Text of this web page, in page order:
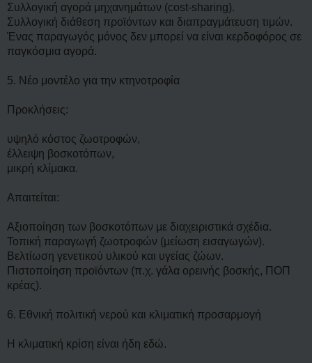
Συλλογική αγορά μηχανημάτων (cost-sharing).
Συλλογική διάθεση προϊόντων και διαπραγμάτευση τιμών.
Ένας παραγωγός μόνος δεν μπορεί να είναι κερδοφόρος σε
παγκόσμια αγορά.
5. Νέο μοντέλο για την κτηνοτροφία
Προκλήσεις:
υψηλό κόστος ζωοτροφών,
έλλειψη βοσκοτόπων,
μικρή κλίμακα.
Απαιτείται:
Αξιοποίηση των βοσκοτόπων με διαχειριστικά σχέδια.
Τοπική παραγωγή ζωοτροφών (μείωση εισαγωγών).
Βελτίωση γενετικού υλικού και υγείας ζώων.
Πιστοποίηση προϊόντων (π.χ. γάλα ορεινής βοσκής, ΠΟΠ
κρέας).
6. Εθνική πολιτική νερού και κλιματική προσαρμογή
Η κλιματική κρίση είναι ήδη εδώ.